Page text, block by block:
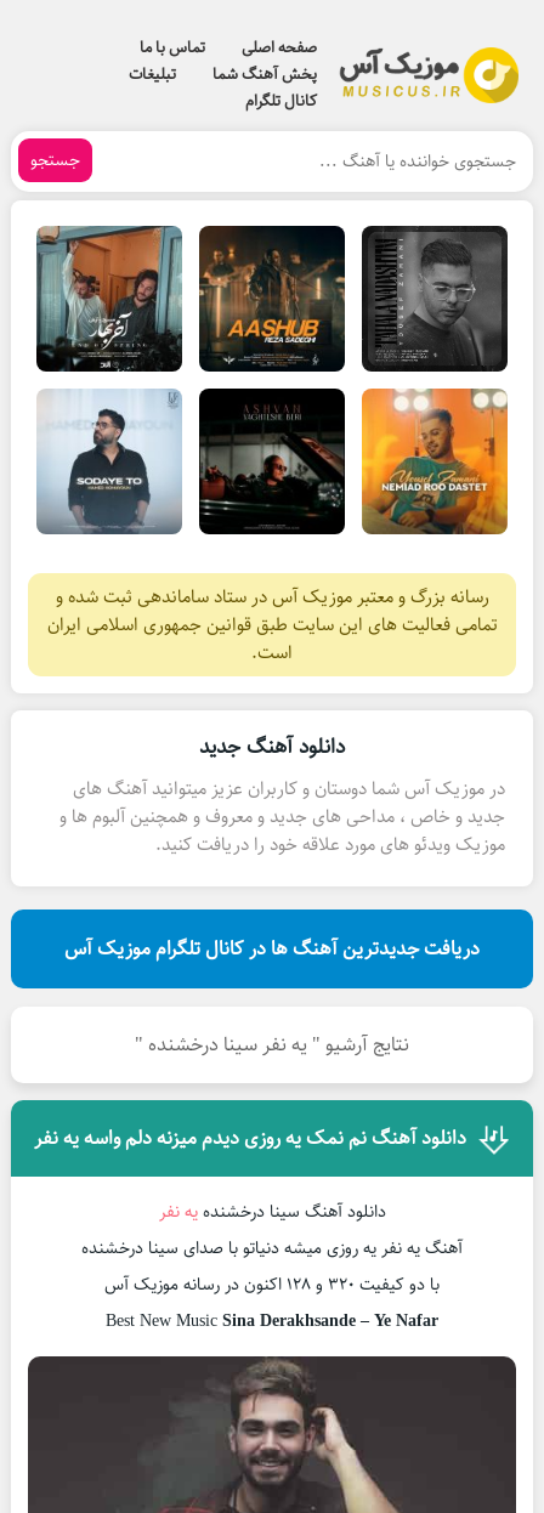
صفحه اصلی
تماس با ما
پخش آهنگ شما
تبلیغات
کانال تلگرام
جستجو
رسانه بزرگ و معتبر موزیک آس در ستاد ساماندهی ثبت شده و
تمامی فعالیت های این سایت طبق قوانین جمهوری اسلامی ایران
است.
دانلود آهنگ جدید
در موزیک آس شما دوستان و کاربران عزیز میتوانید آهنگ های
جدید و خاص ، مداحی های جدید و معروف و همچنین آلبوم ها و
موزیک ویدئو های مورد علاقه خود را دریافت کنید.
دریافت جدیدترین آهنگ ها در کانال تلگرام موزیک آس
نتایج آرشیو " یه نفر سینا درخشنده "
دانلود آهنگ نم نمک یه روزی دیدم میزنه دلم واسه یه نفر
دانلود آهنگ سینا درخشندهیه نفر
آهنگ یه نفر یه روزی میشه دنیاتو با صدای سینا درخشنده
با دو کیفیت ۳۲۰ و ۱۲۸ اکنون در رسانه موزیک آس
Best New MusicSina Derakhsande – Ye Nafar